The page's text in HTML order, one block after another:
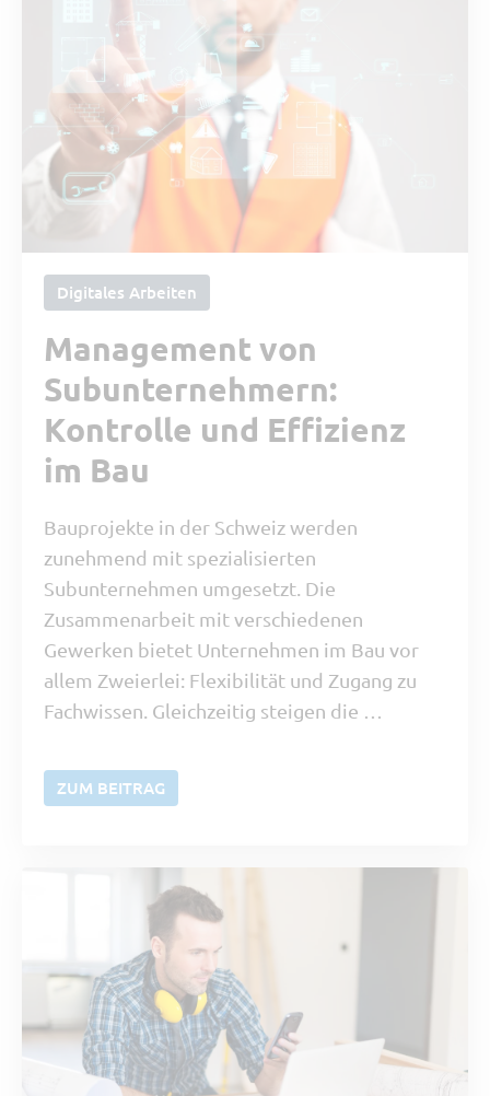
Digitales Arbeiten
Management von
Subunternehmern:
Kontrolle und Effizienz
im Bau
Bauprojekte in der Schweiz werden
zunehmend mit spezialisierten
Subunternehmen umgesetzt. Die
Zusammenarbeit mit verschiedenen
Gewerken bietet Unternehmen im Bau vor
allem Zweierlei: Flexibilität und Zugang zu
Fachwissen. Gleichzeitig steigen die …
ZUM BEITRAG